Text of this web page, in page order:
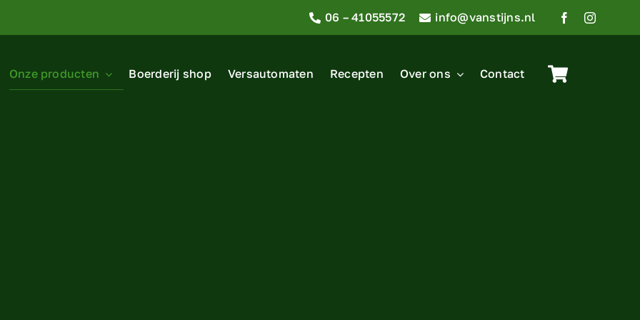
06 – 41055572 info@vanstijns.nl
Onze producten Boerderij shop Versautomaten Recepten Over ons Contact